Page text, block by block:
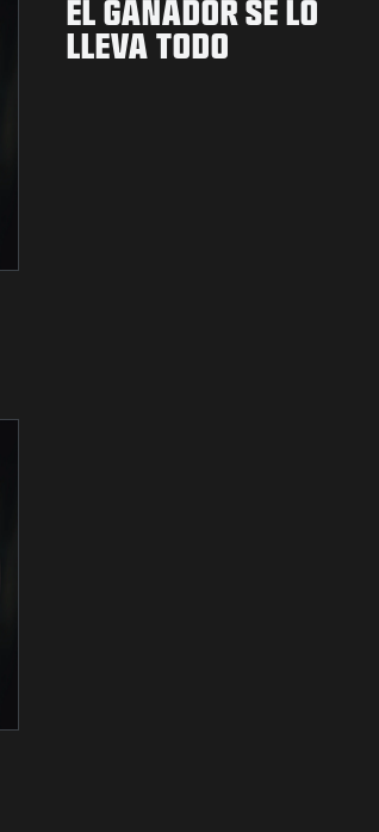
EL GANADOR SE LO
LLEVA TODO